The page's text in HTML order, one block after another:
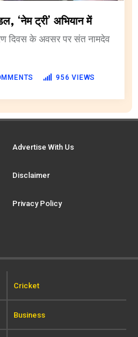
‘नेम ट्री’ अभियान में
दिवस के अवसर पर संत नामदेव
956 VIEWS
Advertise With Us
Disclaimer
Privacy Policy
Cricket
Business